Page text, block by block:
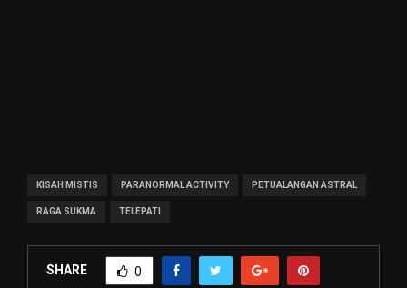
KISAH MISTIS PARANORMAL ACTIVITY PETUALANGAN ASTRAL
RAGA SUKMA TELEPATI
SHARE 0